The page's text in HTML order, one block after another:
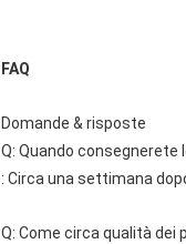
FAQ
Domande & risposte
Q: Quando consegnerete
: Circa una settimana
Q: Come circa qualità dei